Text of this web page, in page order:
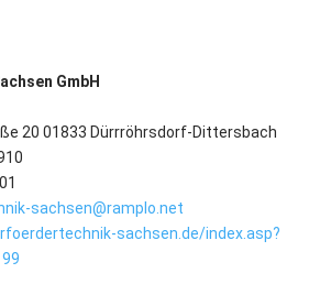
GmbH
20 01833 Dürrröhrsdorf-Dittersbach
sachsen@ramplo.net
sachsen.de/index.asp?